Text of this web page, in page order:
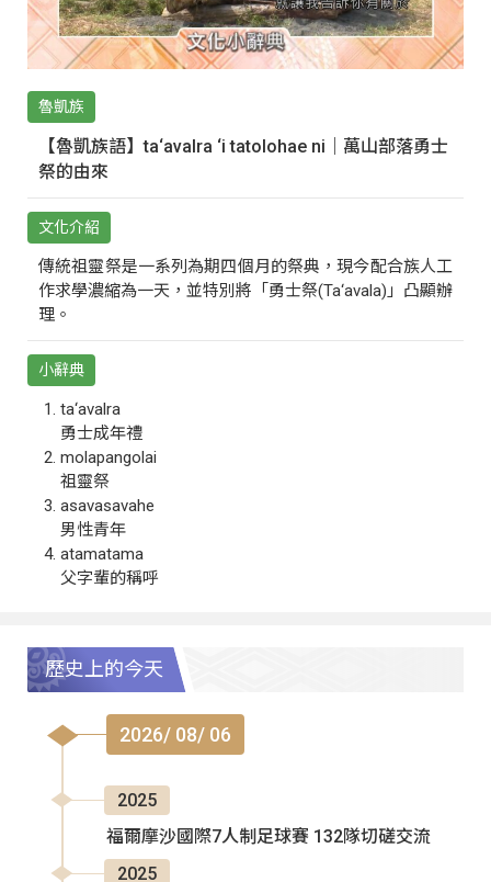
魯凱族
【魯凱族語】ta‘avalra ‘i tatolohae ni｜萬山部落勇士
祭的由來
文化介紹
傳統祖靈祭是一系列為期四個月的祭典，現今配合族人工
作求學濃縮為一天，並特別將「勇士祭(Ta‘avala)」凸顯辦
理。
小辭典
ta‘avalra
勇士成年禮
molapangolai
祖靈祭
asavasavahe
男性青年
atamatama
父字輩的稱呼
歷史上的今天
2026/ 08/ 06
2025
福爾摩沙國際7人制足球賽 132隊切磋交流
2025